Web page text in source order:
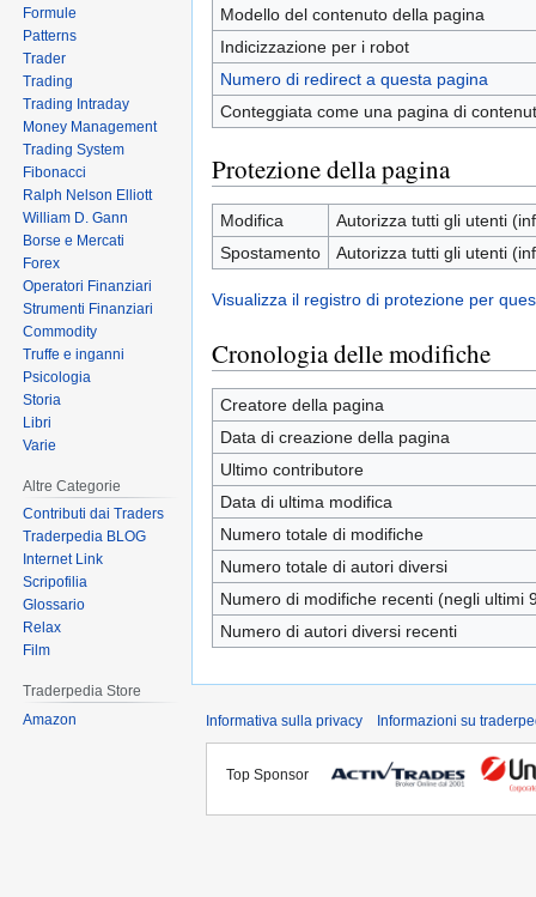
Modello del contenuto della pagina
Indicizzazione per i robot
Numero di redirect a questa pagina
Conteggiata come una pagina di
Protezione della pagina
Modifica
Autorizza tutti gli utenti
Spostamento
Autorizza tutti gli utenti
Visualizza il registro di protezione per
Cronologia delle modifiche
Creatore della pagina
Data di creazione della pagina
Ultimo contributore
Data di ultima modifica
Numero totale di modifiche
Numero totale di autori diversi
Numero di modifiche recenti (negli ultimi
Numero di autori diversi recenti
Formule
Patterns
Trader
Trading
Trading Intraday
Money Management
Trading System
Fibonacci
Ralph Nelson Elliott
William D. Gann
Borse e Mercati
Forex
Operatori Finanziari
Strumenti Finanziari
Commodity
Truffe e inganni
Psicologia
Storia
Libri
Varie
Altre Categorie
Contributi dai Traders
Traderpedia BLOG
Internet Link
Scripofilia
Glossario
Relax
Film
Traderpedia Store
Amazon
Informativa sulla privacy Informazioni su
Top Sponsor